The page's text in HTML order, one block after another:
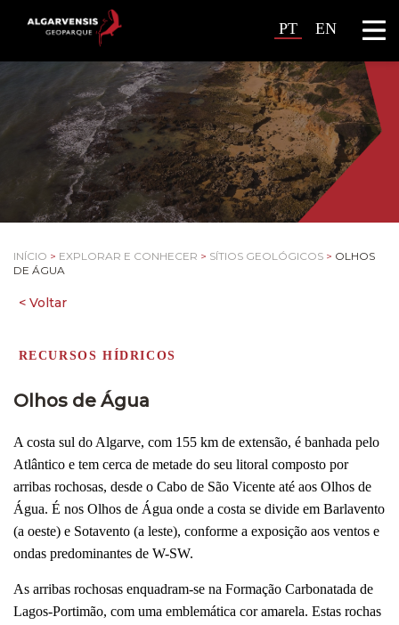
PT EN
INÍCIO > EXPLORAR E CONHECER > SÍTIOS GEOLÓGICOS > OLHOS
DE ÁGUA
RECURSOS HÍDRICOS
Olhos de Água
A costa sul do Algarve, com 155 km de extensão, é banhada pelo
Atlântico e tem cerca de metade do seu litoral composto por
arribas rochosas, desde o Cabo de São Vicente até aos Olhos de
Água. É nos Olhos de Água onde a costa se divide em Barlavento
(a oeste) e Sotavento (a leste), conforme a exposição aos ventos e
ondas predominantes de W-SW.
As arribas rochosas enquadram-se na Formação Carbonatada de
Lagos-Portimão, com uma emblemática cor amarela. Estas rochas